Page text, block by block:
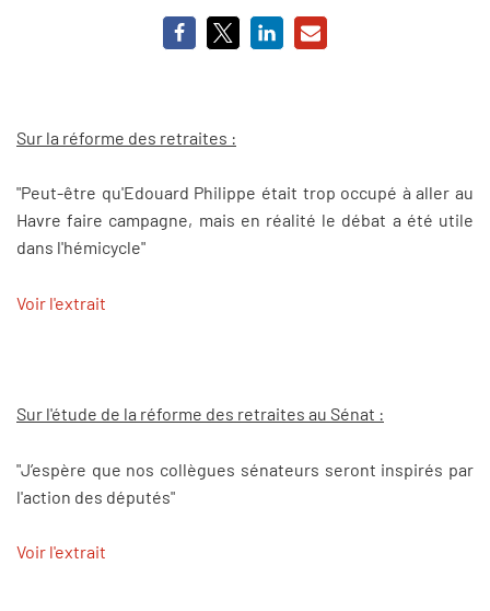
Sur la réforme des retraites :
"Peut-être qu'Edouard Philippe était trop occupé à aller au
Havre faire campagne, mais en réalité le débat a été utile
dans l'hémicycle"
Voir l'extrait
Sur l'étude de la réforme des retraites au Sénat :
"J’espère que nos collègues sénateurs seront inspirés par
l'action des députés"
Voir l'extrait